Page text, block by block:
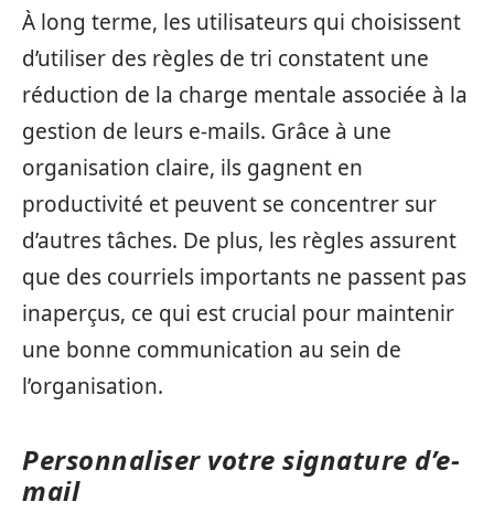
À long terme, les utilisateurs qui choisissent
d’utiliser des règles de tri constatent une
réduction de la charge mentale associée à la
gestion de leurs e-mails. Grâce à une
organisation claire, ils gagnent en
productivité et peuvent se concentrer sur
d’autres tâches. De plus, les règles assurent
que des courriels importants ne passent pas
inaperçus, ce qui est crucial pour maintenir
une bonne communication au sein de
l’organisation.
Personnaliser votre signature d’e-
mail